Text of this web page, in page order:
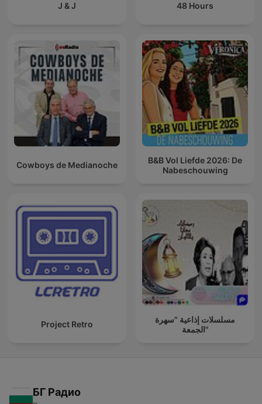
J & J 48 Hours
Cowboys de Medianoche
B&B Vol Liefde 2026: De
Nabeschouwing
Project Retro
مسلسلات إذاعية "سهرة
الجمعة"
БГ Радио